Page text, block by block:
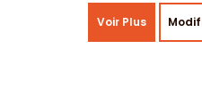
Voir Plus